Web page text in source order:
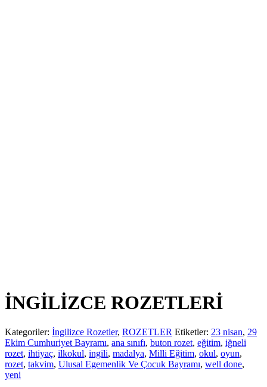
İNGİLİZCE ROZETLERİ
Kategoriler: İngilizce Rozetler, ROZETLER Etiketler: 23 nisan, 29
Ekim Cumhuriyet Bayramı, ana sınıfı, buton rozet, eğitim, iğneli
rozet, ihtiyaç, ilkokul, ingili, madalya, Milli Eğitim, okul, oyun,
rozet, takvim, Ulusal Egemenlik Ve Çocuk Bayramı, well done,
yeni